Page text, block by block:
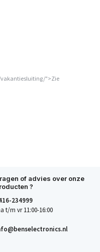
">Zie
of advies over onze
?
234999
t/m vr 11:00-16:00